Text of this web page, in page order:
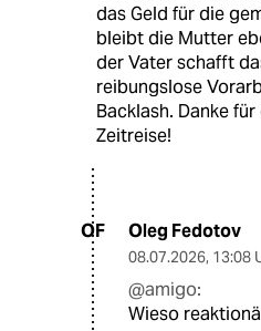
das Geld für die
bleibt die Mutter
der Vater schafft
reibungslose
Backlash. Danke
Zeitreise!
OF Oleg Fedotov
08.07.2026, 13:08
@amigo:
Wieso